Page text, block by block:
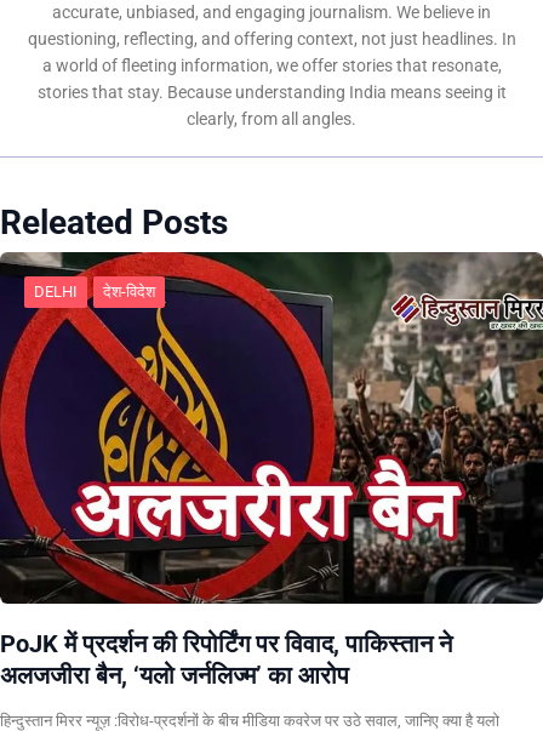
accurate, unbiased, and engaging journalism. We believe in
questioning, reflecting, and offering context, not just headlines. In
a world of fleeting information, we offer stories that resonate,
stories that stay. Because understanding India means seeing it
clearly, from all angles.
Releated Posts
DELHI देश-विदेश
PoJK में प्रदर्शन की रिपोर्टिंग पर विवाद, पाकिस्तान ने
अलजजीरा बैन, ‘यलो जर्नलिज्म’ का आरोप
हिन्दुस्तान मिरर न्यूज़ :विरोध-प्रदर्शनों के बीच मीडिया कवरेज पर उठे सवाल, जानिए क्या है यलो